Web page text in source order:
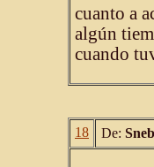
cuanto a
algún
cuando
18 De: Sneb